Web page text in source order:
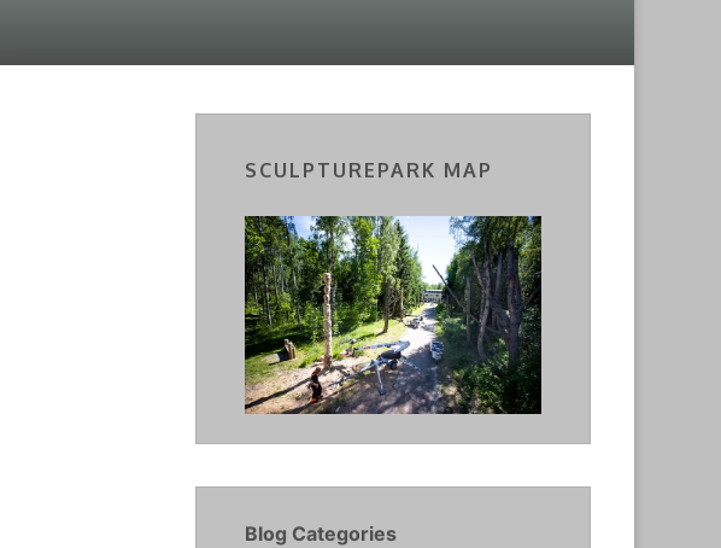
SCULPTUREPARK MAP
Blog Categories